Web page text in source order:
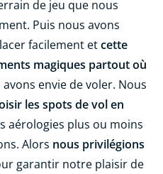
de jeu que nous
Puis nous avons
facilement etcette
magiques partout où
envie de voler. Nous
les spots de vol en
aérologies plus ou moins
Alors nous privilégions
garantir notre plaisir de